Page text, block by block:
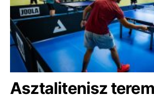
Asztalitenisz